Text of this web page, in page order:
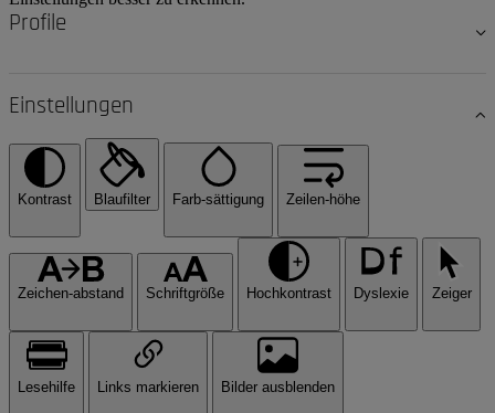
Profile
Einstellungen
Kontrast Blaufilter Farb-sättigung Zeilen-höhe
Zeichen-abstand Schriftgröße Hochkontrast Dyslexie Zeiger
Lesehilfe Links markieren Bilder ausblenden